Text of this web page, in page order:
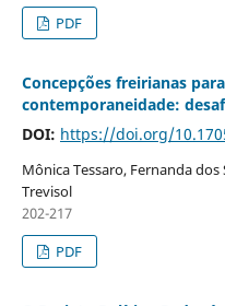
PDF
Concepções freirianas
contemporaneidade:
DOI: https://doi.org/
Mônica Tessaro, Fernanda
Trevisol
202-217
PDF